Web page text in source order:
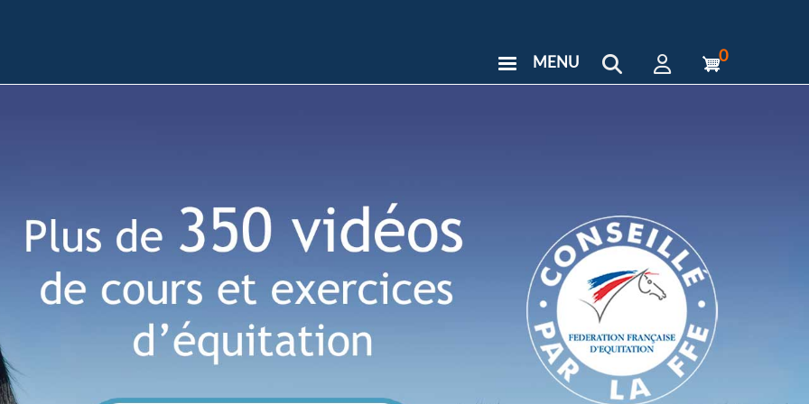
User
MENU 0